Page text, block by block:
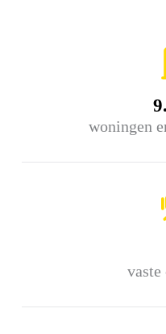
woningen
vaste